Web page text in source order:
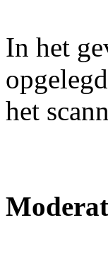
In het
het